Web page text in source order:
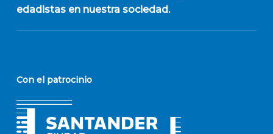
edadistas en nuestra sociedad.
Con el patrocinio